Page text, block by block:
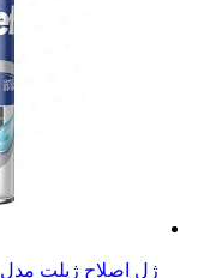
ژل اصلاح ژیلت مدل Cleansing حجم 200 میلی لیتر